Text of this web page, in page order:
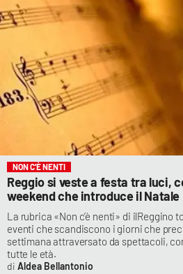
NON C’È NENTI
Reggio si veste a festa tra luci,
weekend che introduce il Natale
La rubrica «Non c’è nenti» di ilReggino
eventi che scandiscono i giorni che
settimana attraversato da spettacoli,
tutte le età.
Aldea Bellantonio